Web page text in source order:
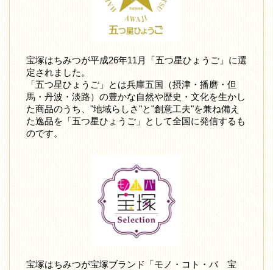
宝塚はちみつが平成26年11月「五つ星ひょうご」に選
定されました。
「五つ星ひょうご」とは兵庫五国（摂津・播磨・但
馬・丹波・淡路）の豊かな自然や歴史・文化を生かし
た商品のうち、"地域らしさ"と"創意工夫"を兼ね備え
た逸品を「五つ星ひょうご」として全国に発信するも
のです。
宝塚はちみつが宝塚ブランド「モノ・コト・バ 宝